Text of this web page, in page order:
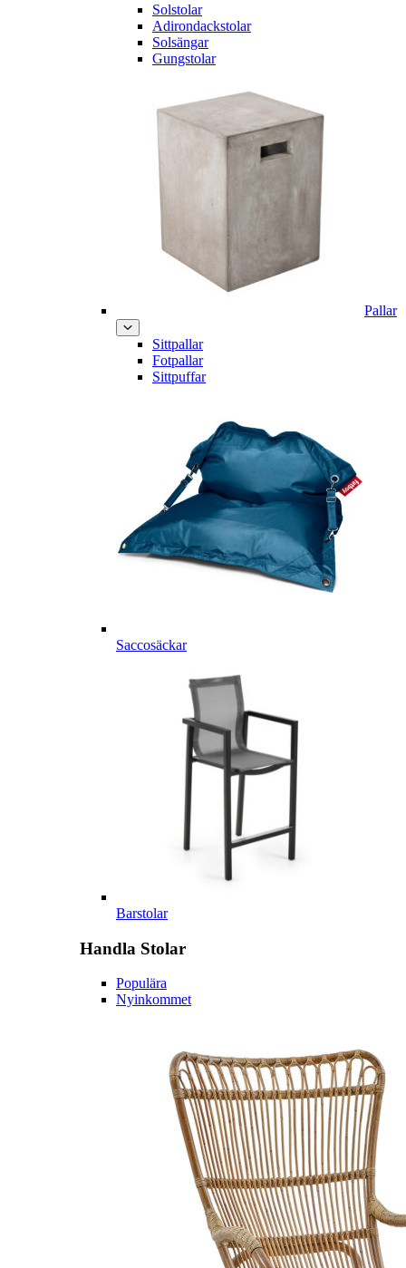
Solstolar
Adirondackstolar
Solsängar
Gungstolar
Pallar
Sittpallar
Fotpallar
Sittpuffar
Saccosäckar
Barstolar
Handla Stolar
Populära
Nyinkommet